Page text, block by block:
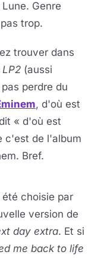
Genre
trop.
trouver dans
(aussi
perdre du
, d'où est
« d'où est
c'est de l'album
Bref.
au clicchoisie par
version de
day extra. Et si
me back to life